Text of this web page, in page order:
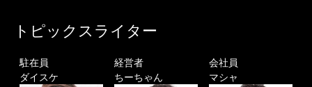
トピックスライター
駐在員
ダイスケ
経営者
ちーちゃん
会社員
マシャ